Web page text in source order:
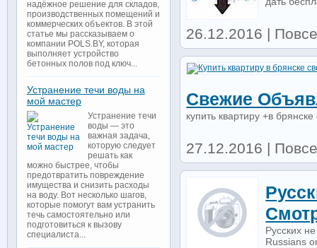
26.12.2016 |
Свежие
купить квартиру +в
27.12.2016 |
Русских
Russians
надёжное решение для складов,
производственных помещений и
коммерческих объектов. В этой
статье мы рассказываем о
компании POLS.BY, которая
выполняет устройство
бетонных полов под ключ...
Устранение течи воды на
мой мастер
Устранение течи
воды — это
важная задача,
которую следует
решать как
можно быстрее, чтобы
предотвратить повреждение
имущества и снизить расходы
на воду. Вот несколько шагов,
которые помогут вам устранить
течь самостоятельно или
подготовиться к вызову
специалиста...